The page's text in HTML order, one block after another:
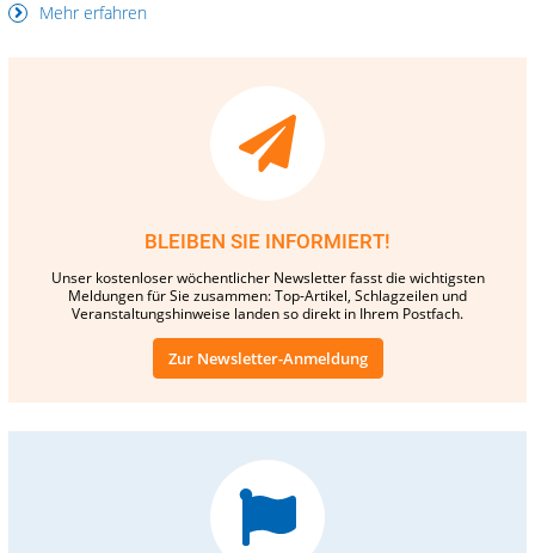
Mehr erfahren
BLEIBEN SIE INFORMIERT!
Unser kostenloser wöchentlicher Newsletter fasst die wichtigsten
Meldungen für Sie zusammen: Top-Artikel, Schlagzeilen und
Veranstaltungshinweise landen so direkt in Ihrem Postfach.
Zur Newsletter-Anmeldung